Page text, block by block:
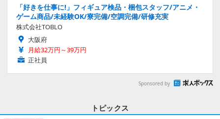
「好きを仕事に!」フィギュア検品・梱包スタッフ/アニメ・
ゲーム商品/未経験OK/寮完備/空調完備/研修充実
株式会社TOBLO
大阪府
月給32万円～39万円
正社員
Sponsored by
トピックス